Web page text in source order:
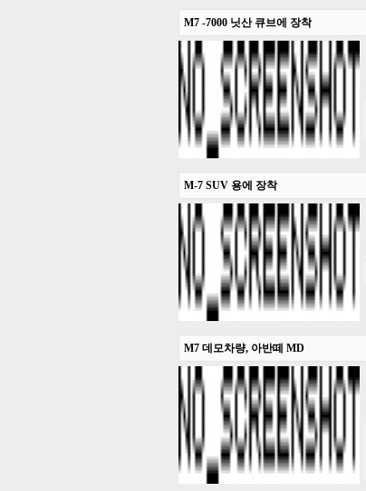
M7 -7000 닛산 큐브에 장착
M-7 SUV 용에 장착
M7 데모차량, 아반떼 MD